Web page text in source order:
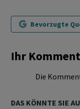
Bevorzugte
Ihr
Die
DAS KÖNNTE SIE